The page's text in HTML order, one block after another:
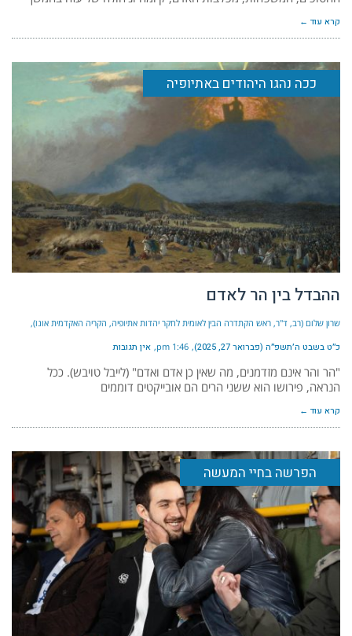
קרא עוד ←
ככה נהגו היהודים באתיופיה
ההבדל בין הר לאדם
שרון שלום (רב, ד"ר, ראש הקתדרה הבין לאומית לחקר יהדות אתיופיה, הקריה האקדמית אונו)
כ״ט בשבט ה׳תשפ״ה (פברואר 27, 2025) 1:46 pm אין תגובות
"הר והר אינם מזדמנים, מה שאין כן אדם ואדם" (לייבל טויבש). ככל
הנראה, פירושו הוא ששני הרים הם אובייקטים דוממים
קרא עוד ←
הפרשה בחיי המעשה